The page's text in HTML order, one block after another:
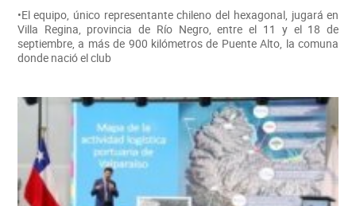
•El equipo, único representante chileno del hexagonal, jugará en
Villa Regina, provincia de Río Negro, entre el 11 y el 18 de
septiembre, a más de 900 kilómetros de Puente Alto, la comuna
donde nació el club